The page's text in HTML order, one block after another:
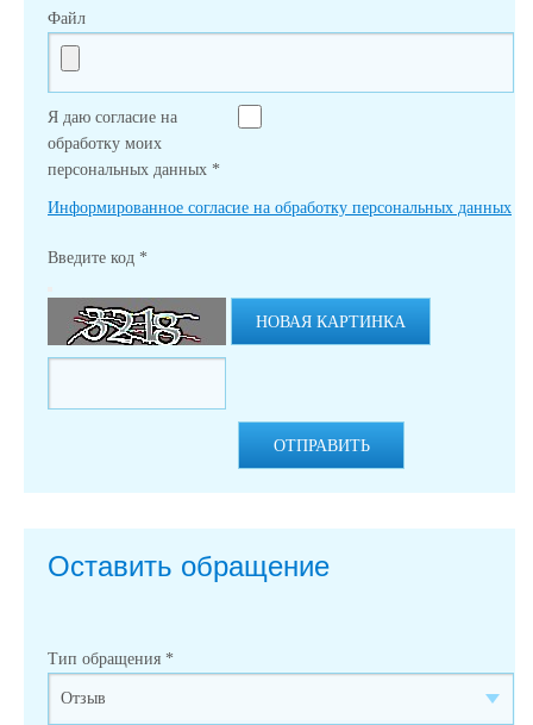
Файл
Я даю согласие на
обработку моих
персональных данных *
Информированное согласие на обработку персональных данных
Введите код *
НОВАЯ КАРТИНКА
ОТПРАВИТЬ
Оставить обращение
Тип обращения *